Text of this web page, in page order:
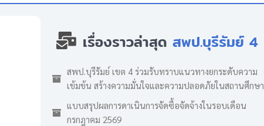
เรื่องราวล่าสุด สพป.บุรีรัมย์ 4
สพป.บุรีรัมย์ เขต 4 ร่วมรับทราบแนวทางยกระดับความ
เข้มข้น สร้างความมั่นใจและความปลอดภัยในสถานศึกษา
แบบสรุปผลการดาเนินการจัดซื้อจัดจ้างในรอบเดือน
กรกฎาคม 2569